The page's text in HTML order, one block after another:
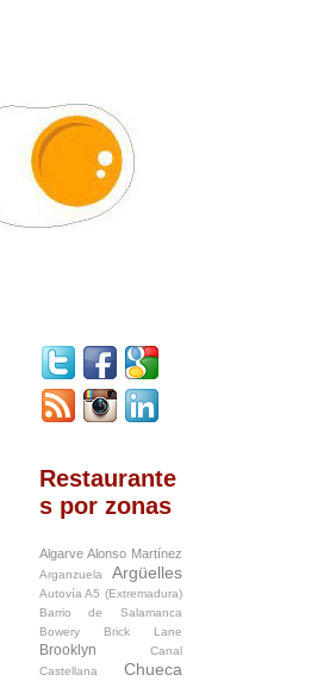
Restaurante
s por zonas
Algarve Alonso Martínez
Arganzuela Argüelles
Autovía A5 (Extremadura)
Barrio de Salamanca
Bowery
Brick Lane
Brooklyn
Canal
Castellana
Chueca